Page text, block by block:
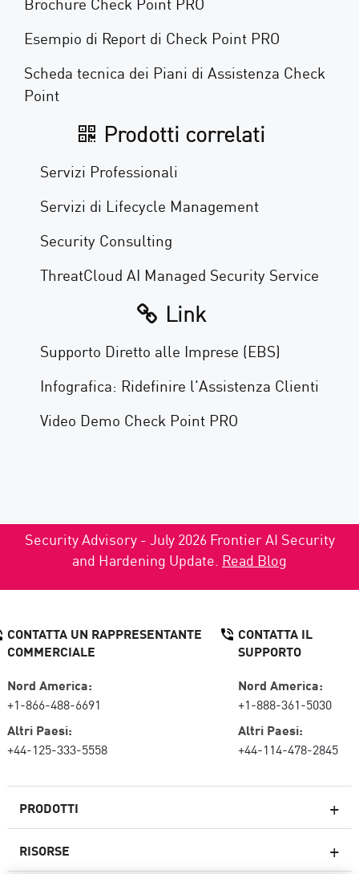
Esempio di Report di Check Point PRO
Scheda tecnica dei Piani di Assistenza Check
Point
Prodotti correlati
Servizi Professionali
Servizi di Lifecycle Management
Security Consulting
ThreatCloud AI Managed Security Service
Link
Supporto Diretto alle Imprese (EBS)
Infografica: Ridefinire l'Assistenza Clienti
Video Demo Check Point PRO
Security Advisory - July 2026 Frontier AI Security
and Hardening Update. Read Blog
PRODOTTI
RISORSE
CONTATTA UN RAPPRESENTANTE
COMMERCIALE
Nord America:
+1-866-488-6691
Altri Paesi:
+44-125-333-5558
CONTATTA IL
SUPPORTO
Nord America:
+1-888-361-5030
Altri Paesi:
+44-114-478-2845